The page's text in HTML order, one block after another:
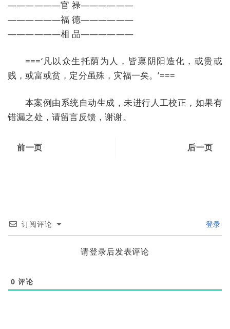
——————官 禄——————
——————福 德——————
——————相 品——————
===‘凡以众生托荫为人，皆禀阴阳造化，或贵或
贱，或富或贫，定分虽殊，灾福一矣。’===
本案例由系统自动生成，未进行人工校正，如果有
错漏之处，请留言反馈，谢谢。
前一页 后一页
订阅评论 登录
请登录后发表评论
0 评论